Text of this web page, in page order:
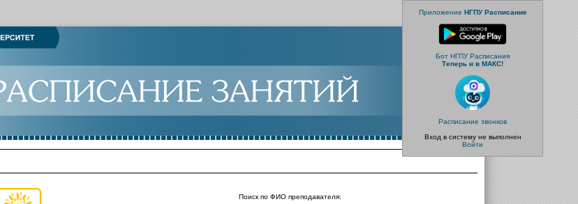
Приложение НГПУ Расписание
Бот НГПУ Расписания
Теперь и в МАКС!
Расписание звонков
Вход в систему не выполнен
Войти
Поиск по ФИО преподавателя: